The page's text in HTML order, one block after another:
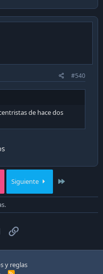
#540
de hace dos
Siguiente
Email
y reglas